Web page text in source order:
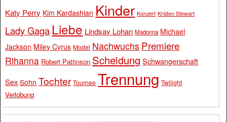
Katy Perry Kim Kardashian Kinder Konzert Kristen Stewart
Lady Gaga Liebe Lindsay Lohan Madonna Michael
Jackson Miley Cyrus Model Nachwuchs Premiere
Rihanna Robert Pattinson Scheidung Schwangerschaft
Sex Sohn Tochter Tournee Trennung Twilight
Verlobung